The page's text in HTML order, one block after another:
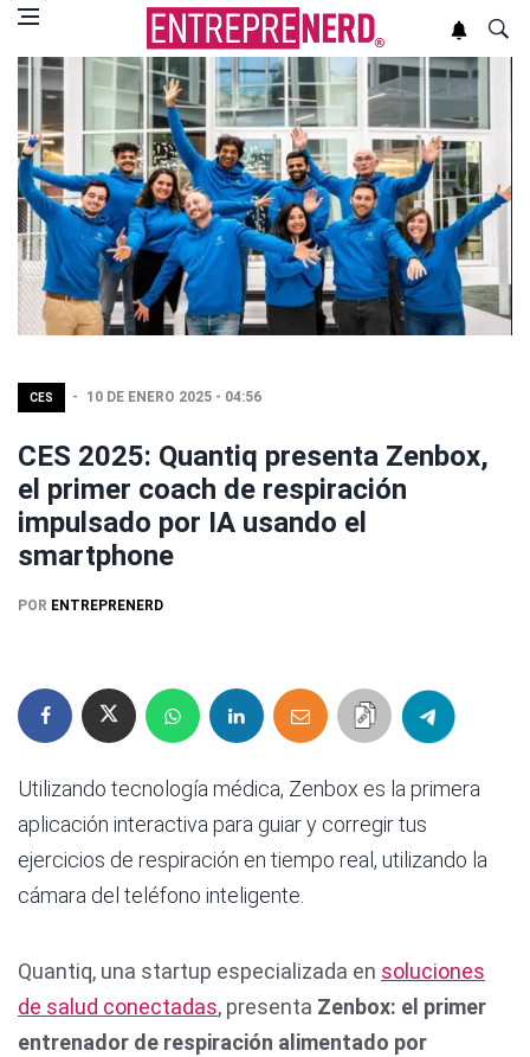
CES 10 DE ENERO 2025 - 04:56
CES 2025: Quantiq presenta Zenbox,
el primer coach de respiración
impulsado por IA usando el
smartphone
POR ENTREPRENERD
Utilizando tecnología médica, Zenbox es la primera
aplicación interactiva para guiar y corregir tus
ejercicios de respiración en tiempo real, utilizando la
cámara del teléfono inteligente.
Quantiq, una startup especializada en soluciones
de salud conectadas, presenta Zenbox: el primer
entrenador de respiración alimentado por